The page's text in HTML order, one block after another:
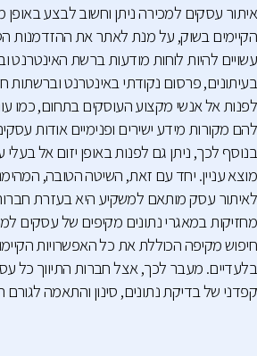
איתור עסקים למכירה ניתן וחשוב לבצע
הקיימים בשוק, על מנת לאתר את ההזדמנות
עשויים להיות לוחות מודעות ברשת האינטרנט
בעיתונים, פרסום נקודתי באינטרנט וברשתות
לפנות אל אנשי מקצוע העוסקים בתחום, כמו
להם מקורות מידע ישירים ופנימיים אודות
בנוסף לכך, ניתן גם לפנות באופן יזום אל
מוצא עניין. יחד עם זאת, השיטה הטובה,
לאיתור עסק מותאם למשקיע היא בעזרת
מחזיקות במאגרי נתונים מקיפים של עסקים
חיפוש מקיפה הכוללת את כל האפשרויות
בלעדיים. מעבר לכך, אצל חברות התיווך כל
קפדני של בדיקת נתונים, סינון והתאמה לגורם